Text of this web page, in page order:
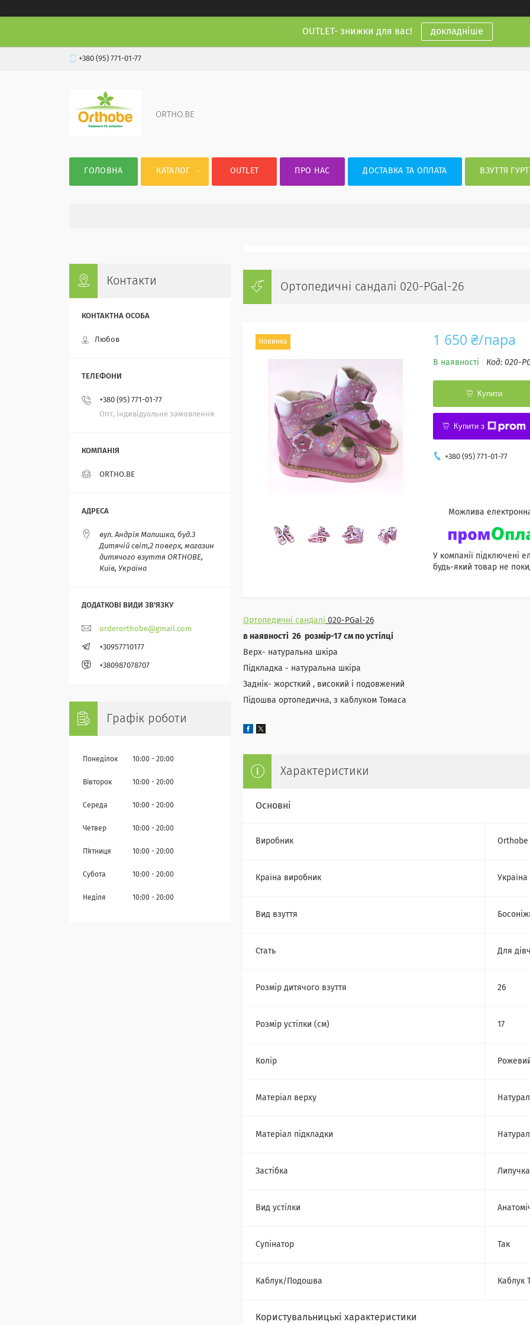
OUTLET- знижки для вас! докладніше
+380 (95) 771-01-77
ORTHO.BE
ГОЛОВНА КАТАЛОГ OUTLET ПРО НАС ДОСТАВКА ТА ОПЛАТА ВЗУТТЯ ГУРТ
Ортопедичні сандалі 020-PGal-26
Новинка 1 650 ₴/пара
В наявності Код: 020-
Купити
Купити з
+380 (95) 771-01-77
У компанії підключені
будь-який товар не
Ортопедичні сандалі 020-PGal-26
в наявності 26 розмір-17 см по устілці
Верх- натуральна шкіра
Підкладка - натуральна шкіра
Заднік- жорсткий , високий і подовжений
Підошва ортопедична, з каблуком Томаса
Характеристики
Основні
Виробник Orthobe
Країна виробник Україна
Вид взуття
Стать Для
Розмір дитячого взуття 26
Розмір устілки (см) 17
Колір
Матеріал верху
Матеріал підкладки
Застібка Липучка
Вид устілки
Супінатор Так
Каблук/Подошва Каблук
Користувальницькі характеристики
Контакти
Любов
+380 (95) 771-01-77
Опт, індивідуальне замовлення
ORTHO.BE
вул. Андрія Малишка, буд.3
Дитячій світ,2 поверх, магазин
дитячого взуття ORTHOBE,
Київ, Україна
orderorthobe@gmail.com
+30957710177
+380987078707
Графік роботи
Понеділок 10:00 20:00
Вівторок 10:00 20:00
Середа 10:00 20:00
Четвер 10:00 20:00
Пʼятниця 10:00 20:00
Субота 10:00 20:00
Неділя 10:00 20:00